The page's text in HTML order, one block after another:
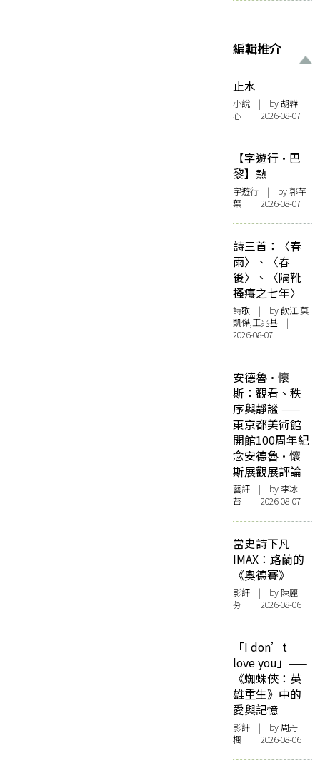
編輯推介
止水
小說 | by 胡韡
心 | 2026-08-07
【字遊行·巴
黎】熱
字遊行 | by 郭芊
葉 | 2026-08-07
詩三首：〈春
雨〉、〈春
後〉、〈隔靴
搔癢之七年〉
詩歌 | by 飲江,莫
凱傑,王兆基 |
2026-08-07
安德魯·懷
斯：觀看、秩
序與靜謐 ——
東京都美術館
開館100周年紀
念安德魯·懷
斯展觀展評論
藝評 | by 李冰
苔 | 2026-08-07
當史詩下凡
IMAX：路蘭的
《奧德賽》
影評 | by 陳麗
芬 | 2026-08-06
「I don’t
love you」——
《蜘蛛俠：英
雄重生》中的
愛與記憶
影評 | by周丹
楓 | 2026-08-06